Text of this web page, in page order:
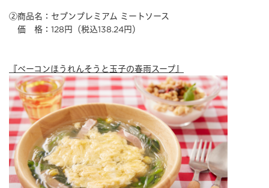
②商品名：セブンプレミアム ミートソース
価 格：128円（税込138.24円）
『ベーコンほうれんそうと玉子の春雨スープ』